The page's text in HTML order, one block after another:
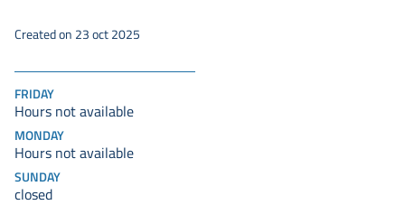
FRIDAY
Hours not available
MONDAY
Hours not available
SUNDAY
closed
Created on 23 oct 2025